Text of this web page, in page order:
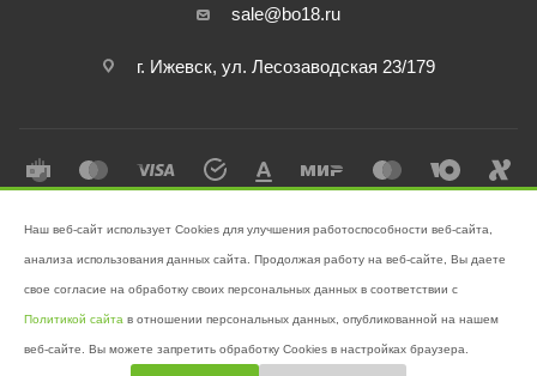
sale@bo18.ru
г. Ижевск, ул. Лесозаводская 23/179
поддержании чистоты!
Наш веб-сайт использует Cookies для улучшения работоспособности веб-сайта,
анализа использования данных сайта. Продолжая работу на веб-сайте, Вы даете
свое согласие на обработку своих персональных данных в соответствии с
Политикой сайта в отношении персональных данных, опубликованной на нашем
веб-сайте. Вы можете запретить обработку Cookies в настройках браузера.